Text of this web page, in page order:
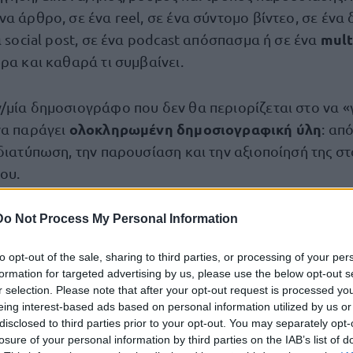
Not Process My Personal Information
opt-out of the sale, sharing to third parties, or processing of your
for targeted advertising by us, please use the below opt-out
selection. Please note that after your opt-out request is processed
interest-based ads based on personal information utilized by us
to third parties prior to your opt-out. You may separately
of your personal information by third parties on the IAB’s list of
άρθρο, σε ένα reel, σε ένα σύντομο βίντεο, σε ένα
social post, σε ένα podcast απόσπασμα ή σε ένα
και καθαρά τι συμβαίνει.
δημοσιογράφο που δεν θα περιορίζεται στο να
παράγει ολοκληρωμένη δημοσιογραφική ύλη:
την παρουσίαση και την αξιοποίησή της
ειδήσεις επικαιρότητας, έκτακτα γεγονότα από
ευρείας θεματολογίας.
δημοσιογραφικό περιεχόμενο σε
συνεντεύξεις, άρθρα γνώμης, social posts, reels,